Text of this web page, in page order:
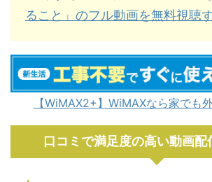
ること」のフル動画を無料視聴
【WiMAX2+】WiMAXなら家でも
口コミで満足度の高い動画配